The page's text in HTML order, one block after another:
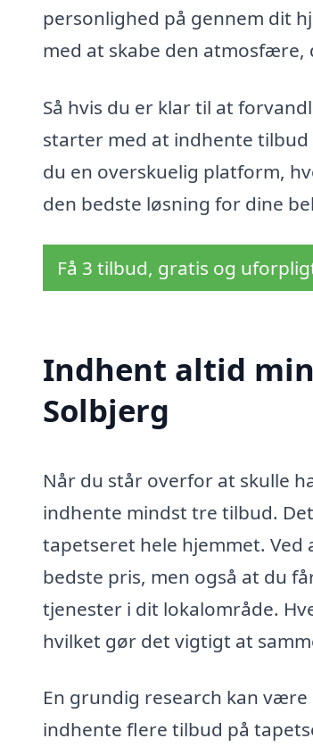
personlighed på gennem dit
med at skabe den atmosfære,
Så hvis du er klar til at
starter med at indhente
du en overskuelig platform,
den bedste løsning for dine
Få 3 tilbud, gratis og
Indhent altid
Solbjerg
Når du står overfor at skulle
indhente mindst tre tilbud.
tapetseret hele hjemmet.
bedste pris, men også at du
tjenester i dit lokalområde.
hvilket gør det vigtigt at
En grundig research kan
indhente flere tilbud på